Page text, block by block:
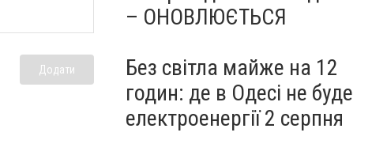
Додати
– ОНОВЛЮЄТЬСЯ
Без світла майже на 12
годин: де в Одесі не буде
електроенергії 2 серпня